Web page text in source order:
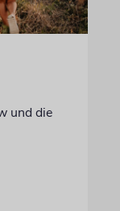
und die